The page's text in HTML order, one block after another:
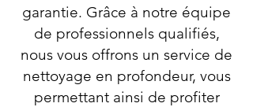
garantie. Grâce à notre équipe
de professionnels qualifiés,
nous vous offrons un service de
nettoyage en profondeur, vous
permettant ainsi de profiter